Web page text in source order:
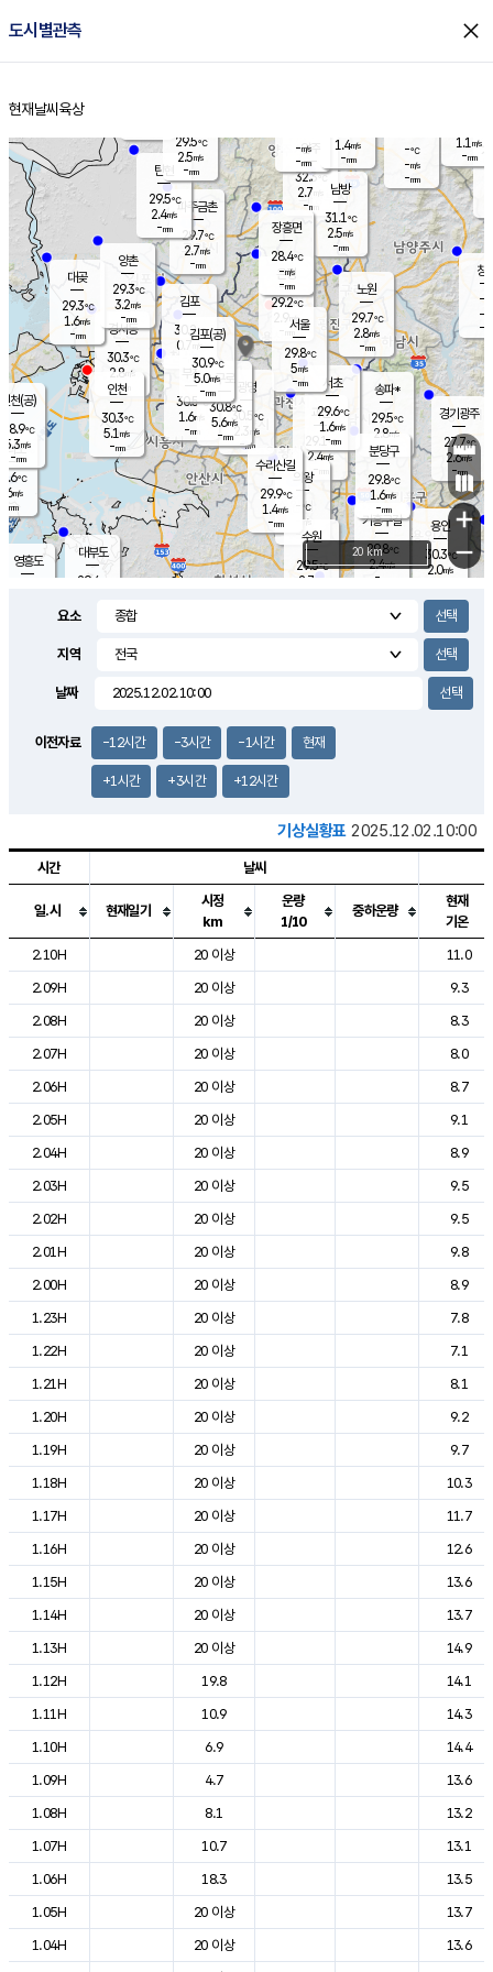
도시별관측 close
홈
현재날씨 육상
의도
℃
m/s
mm
영흥도
양주
32.3℃
2.7
-mm
과천
29.1℃
2.4m/s
- mm
용인
30.3℃
2.0m/s
경기광주
27.7℃
2.6m/s
-mm
3.8m/s
대부도
29.4
경서동
30.3℃
2.8 m/s
-mm
파주금촌
29.7℃
2.7m/s
-mm
-℃
-m/s
-mm
대곶
29.3℃
1.6m/s
-mm
창
-
-m/
-
탄현
29.5℃
2.4m/s
-mm
1.1 m/s
-mm
의왕
- ℃
m/s
mm
김포
30.2℃
0.7 m/s
mm
광명
30.5 ℃
2.3 m/s
-mm
부천
30.5℃
1.6m/s
-mm
양촌
29.3℃
3.2m/s
-mm
구로
30.8℃
5.6m/s
-mm
은평
29.2℃
2.9 m/s
- mm
노원
29.7℃
2.8m/s
-mm
송파*
29.5℃
2.8m/s
-mm
서초
29.6℃
1.6m/s
-mm
남방
31.1℃
2.5m/s
-mm
기흥구갈
29.8℃
2.4m/s
-
수리산길
29.9℃
1.4m/s
-mm
분당구
29.8℃
1.6m/s
-mm
장흥면
28.4℃
-m/s
-mm
-m/s
-mm
인천(공)
28.9℃
5.3m/s
-mm
김포(공)
30.9℃
5.0m/s
-mm
수원
29.5℃
2.7 m/s
인천
30.3℃
5.1 m/s
-mm
서울
29.8℃
5m/s
-mm
29.5℃
2.5m/s
-mm
1.4m/s
-mm
+
−
20 km
요소
지역
날짜
이전자료 -12시간 -3시간 -1시간 현재
+1시간 +3시간 +12시간
기상실황표 2025.12.02.10:00
도시별 기상실황표로 지점, 날씨, 기온, 강수, 바람, 기압등을 안내한 표입
시간 날씨
일.시 현재일기
시정
km
운량
1/10
중하운량
현재
기온
2.10H
20 이상
11.0
2.09H
20 이상
9.3
2.08H
20 이상
8.3
2.07H
20 이상
8.0
2.06H
20 이상
8.7
2.05H
20 이상
9.1
2.04H
20 이상
8.9
2.03H
20 이상
9.5
2.02H
20 이상
9.5
2.01H
20 이상
9.8
2.00H
20 이상
8.9
1.23H
20 이상
7.8
1.22H
20 이상
7.1
1.21H
20 이상
8.1
1.20H
20 이상
9.2
1.19H
20 이상
9.7
1.18H
20 이상
10.3
1.17H
20 이상
11.7
1.16H
20 이상
12.6
1.15H
20 이상
13.6
1.14H
20 이상
13.7
1.13H
20 이상
14.9
1.12H
19.8
14.1
1.11H
10.9
14.3
1.10H
6.9
14.4
1.09H
4.7
13.6
1.08H
8.1
13.2
1.07H
10.7
13.1
1.06H
18.3
13.5
1.05H
20 이상
13.7
1.04H
20 이상
13.6